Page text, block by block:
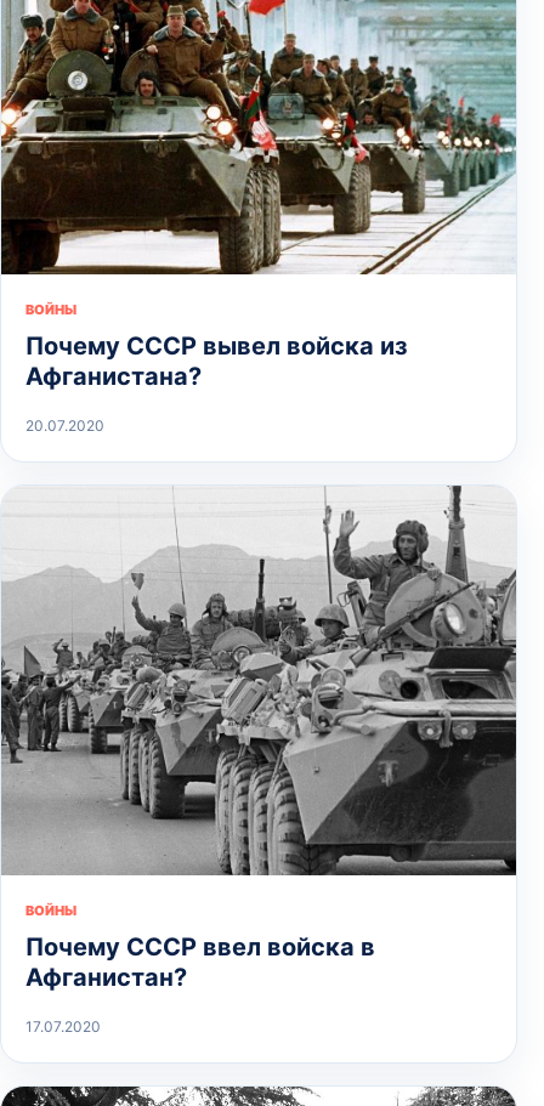
ВОЙНЫ
Почему СССР вывел войска из
Афганистана?
20.07.2020
ВОЙНЫ
Почему СССР ввел войска в
Афганистан?
17.07.2020